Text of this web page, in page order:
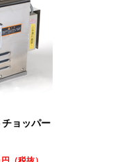
ョッパー